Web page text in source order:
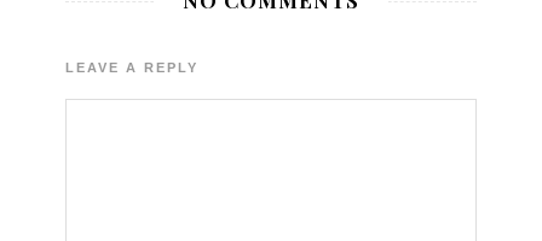
LEAVE A REPLY